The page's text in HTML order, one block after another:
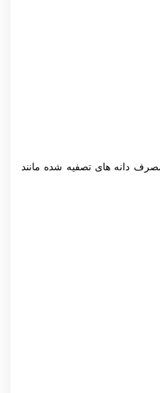
دانه های تصفیه شده مانند